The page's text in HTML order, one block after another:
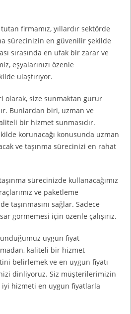
firmamız, yıllardır sektörde
sürecinizin en güvenilir şekilde
sırasında en ufak bir zarar ve
eşyalarınızı özenle
ulaştırıyor.
olarak, size sunmaktan gurur
Bunlardan biri, uzman ve
bir hizmet sunmasıdır.
korunacağı konusunda uzman
ve taşınma sürecinizi en rahat
sürecinizde kullanacağımız
ve paketleme
taşınmasını sağlar. Sadece
görmemesi için özenle çalışırız.
uygun fiyat
kaliteli bir hizmet
belirlemek ve en uygun fiyatı
dinliyoruz. Siz müşterilerimizin
hizmeti en uygun fiyatlarla